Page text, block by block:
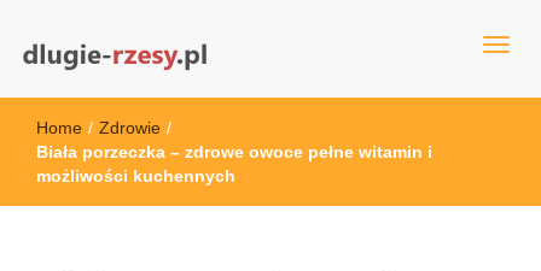
dlugie-rzesy.pl
Home / Zdrowie /
Biała porzeczka – zdrowe owoce pełne witamin i
możliwości kuchennych